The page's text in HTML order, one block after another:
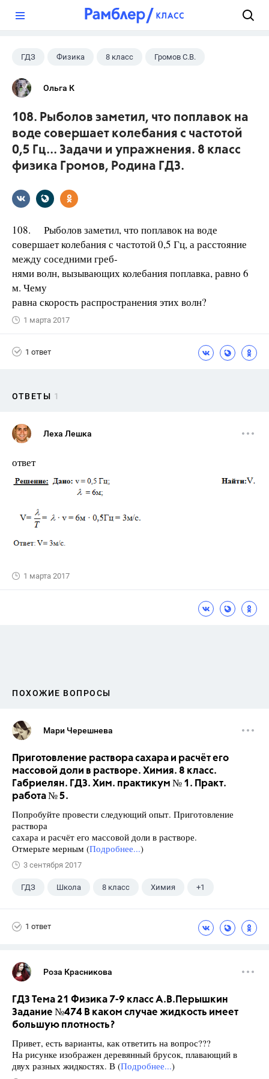
ГДЗ Физика 8 класс Громов С.В.
Ольга К
108. Рыболов заметил, что поплавок на
воде совершает колебания с частотой
0,5 Гц... Задачи и упражнения. 8 класс
физика Громов, Родина ГДЗ.
108. Рыболов заметил, что поплавок на воде
совершает колебания с частотой 0,5 Гц, а расстояние
между соседними греб-
нями волн, вызывающих колебания поплавка, равно 6
м. Чему
равна скорость распространения этих волн?
1 марта 2017
1 ответ
ОТВЕТЫ 1
Леха Лешка
ответ
1 марта 2017
ПОХОЖИЕ ВОПРОСЫ
Мари Черешнева
Приготовление раствора сахара и расчёт его
массовой доли в растворе. Химия. 8 класс.
Габриелян. ГДЗ. Хим. практикум № 1. Практ.
работа № 5.
Попробуйте провести следующий опыт. Приготовление
раствора
сахара и расчёт его массовой доли в растворе.
Отмерьте мерным (Подробнее...)
3 сентября 2017
ГДЗ Школа 8 класс Химия +1
1 ответ
Роза Красникова
ГДЗ Тема 21 Физика 7-9 класс А.В.Перышкин
Задание №474 В каком случае жидкость имеет
большую плотность?
Привет, есть варианты, как ответить на вопрос???
На рисунке изображен деревянный брусок, плавающий в
двух разных жидкостях. В (Подробнее...)